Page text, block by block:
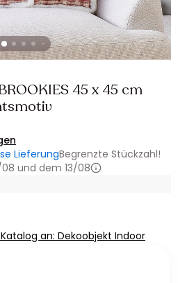
45 x 45 cm
LieferungBegrenzte Stückzahl!
und dem 13/08
an: Dekoobjekt Indoor